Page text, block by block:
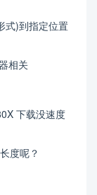
式)到指定位置
相关
下载没速度
度呢？